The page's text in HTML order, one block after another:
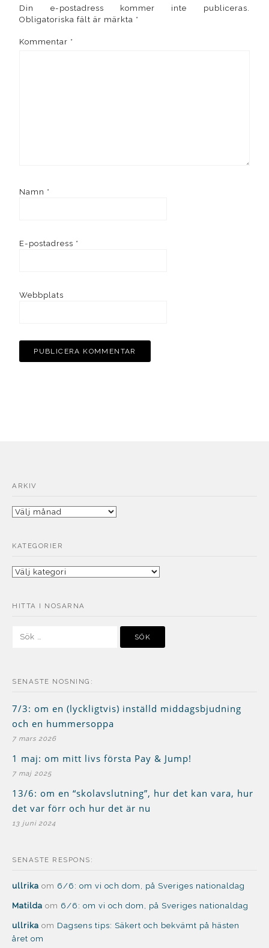
Din e-postadress kommer inte publiceras.
Obligatoriska fält är märkta *
Kommentar *
Namn *
E-postadress *
Webbplats
ARKIV
Arkiv
KATEGORIER
Kategorier
HITTA I NOSARNA
SENASTE NOSNING:
7/3: om en (lyckligtvis) inställd middagsbjudning
och en hummersoppa
7 mars 2026
1 maj: om mitt livs första Pay & Jump!
7 maj 2025
13/6: om en “skolavslutning”, hur det kan vara, hur
det var förr och hur det är nu
13 juni 2024
SENASTE RESPONS:
ullrika om 6/6: om vi och dom, på Sveriges nationaldag
Matilda om 6/6: om vi och dom, på Sveriges nationaldag
ullrika om Dagsens tips: Säkert och bekvämt på hästen
året om